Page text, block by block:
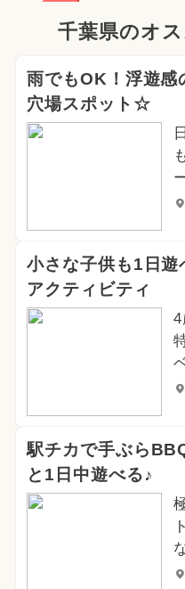
2024年4月のイベン
2024年9月のイベン
2024年12月のイベン
2024年3月のイベン
2024年11月のイベン
2025年4月のイベン
2024年8月のイベン
2025年1月のイベン
2026年4月のイベン
2024年10月のイベン
2025年2月のイベン
2025年5月のイベン
千葉県のオ
雨でもOK！浮遊感
穴場スポット☆
小さな子供も1日
アクティビティ
駅チカで手ぶら
と1日中遊べる♪